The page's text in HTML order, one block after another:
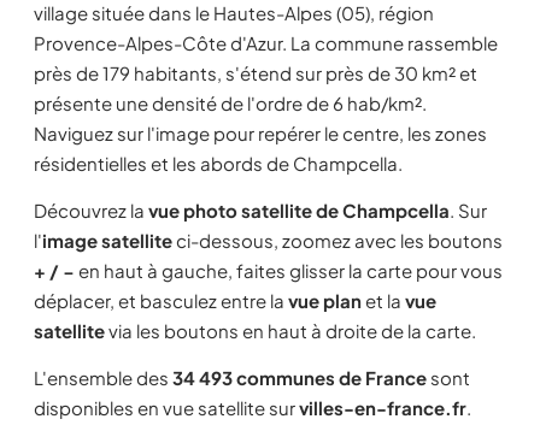
village située dans le Hautes-Alpes (05), région
Provence-Alpes-Côte d'Azur. La commune rassemble
près de 179 habitants, s'étend sur près de 30 km² et
présente une densité de l'ordre de 6 hab/km².
Naviguez sur l'image pour repérer le centre, les zones
résidentielles et les abords de Champcella.
Découvrez la vue photo satellite de Champcella. Sur
l'image satelliteci-dessous, zoomez avec les boutons
+ / − en haut à gauche, faites glisser la carte pour vous
déplacer, et basculez entre la vue planet la vue
satellitevia les boutons en haut à droite de la carte.
L'ensemble des 34 493 communes de France sont
disponibles en vue satellite survilles-en-france.fr.